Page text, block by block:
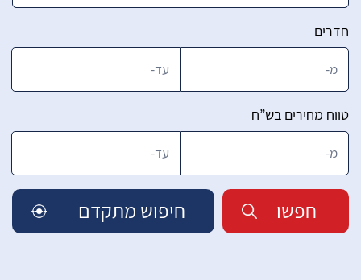
חדרים
טווח מחירים בש”ח
חפשו חיפוש מתקדם